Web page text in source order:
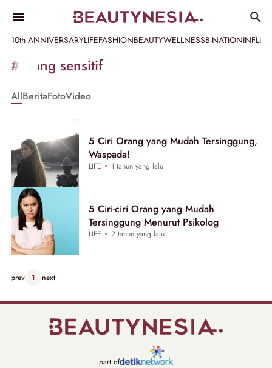
10th ANNIVERSARYLIFEFASHIONBEAUTYWELLNESSB-NATION
Informasi
[GET_DATA_TITLE]
Beautynesia
#orang sensitif
AllBeritaFotoVideo
5 Ciri Orang yang Mudah Tersinggung,
Waspada!
LIFE 1 tahun yang lalu
5 Ciri-ciri Orang yang Mudah
Tersinggung Menurut Psikolog
LIFE 2 tahun yang lalu
prev 1 next
part of